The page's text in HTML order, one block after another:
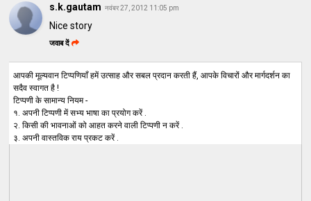
s.k.gautam नवंबर 27, 2012 11:05 pm
Nice story
जवाब दें
आपकी मूल्यवान टिप्पणियाँ हमें उत्साह और सबल प्रदान करती हैं, आपके विचारों और मार्गदर्शन का
सदैव स्वागत है !
टिप्पणी के सामान्य नियम -
१. अपनी टिप्पणी में सभ्य भाषा का प्रयोग करें .
२. किसी की भावनाओं को आहत करने वाली टिप्पणी न करें .
३. अपनी वास्तविक राय प्रकट करें .